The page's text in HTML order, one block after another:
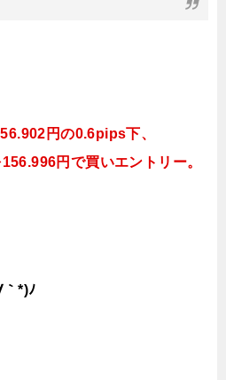
円の0.6pips下、
円で買いエントリー。
｀*)ﾉ